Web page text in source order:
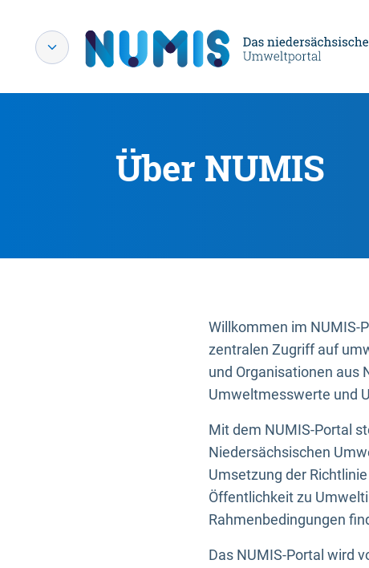
Über NUMIS
Willkommen im NUMIS-
zentralen Zugriff auf
und Organisationen aus
Umweltmesswerte und
Mit dem NUMIS-Portal
Niedersächsischen
Umsetzung der
Öffentlichkeit zu
Rahmenbedingungen
Das NUMIS-Portal wird